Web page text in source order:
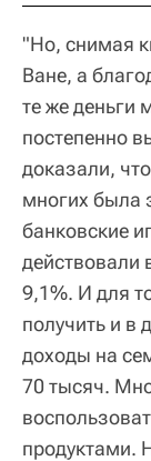
"Но, снимая
Ване, а
те же деньги
постепенно
доказали,
многих была
банковские
действовали
9,1%. И для
получить и в
доходы на
70 тысяч.
продуктами.